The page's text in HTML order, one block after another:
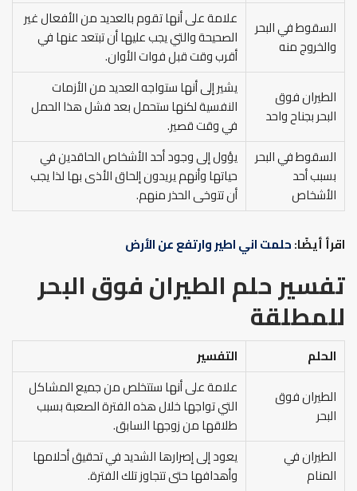
السقوط في البحر
والخروج منه
علامة على أنها تقوم بالعديد من الأفعال غير
الصحيحة والتي يجب عليها أن تبتعد عنها في
أقرب وقت قبل فوات الأوان.
الطيران فوق
البحر بجناح واحد
يشير إلى أنها ستواجه العديد من الأزمات
النفسية لكنها ستحمل بعد فشل هذا الحمل
في وقت قصير.
السقوط في البحر
بسبب أحد
الأشخاص
يؤول إلى وجود أحد الأشخاص الحاقدين في
حياتها وأنهم يريدون إلحاق الأذى بها لذا يجب
أن تتوخى الحذر منهم.
اقرأ أيضًا:حلمت اني اطير وارتفع عن الأرض
تفسير حلم الطيران فوق البحر
للمطلقة
الحلم
التفسير
الطيران فوق
البحر
علامة على أنها ستتخلص من جميع المشاكل
التي تواجها خلال هذه الفترة الصعبة بسبب
طلاقها من زوجها السابق.
الطيران في
المنام
يعود إلى إصرارها الشديد في تحقيق أحلامها
وأهدافها حتى تتجاوز تلك الفترة.